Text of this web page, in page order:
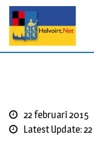
p
22 februari 2015
Latest Update: